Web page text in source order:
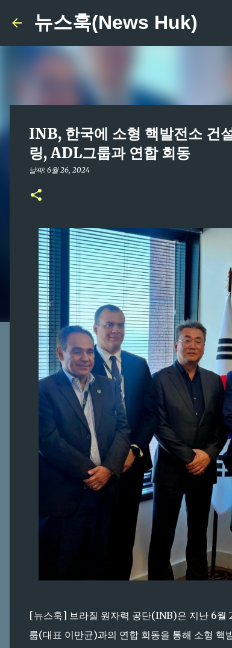
뉴스훅(News Huk)
INB, 한국에 소형 핵발전소 건
링, ADL그룹과 연합 회동
날짜: 6월 26, 2024
[뉴스훅] 브라질 원자력 공단(INB)은 지난 6월
룹(대표 이만균)과의 연합 회동을 통해 소형 핵